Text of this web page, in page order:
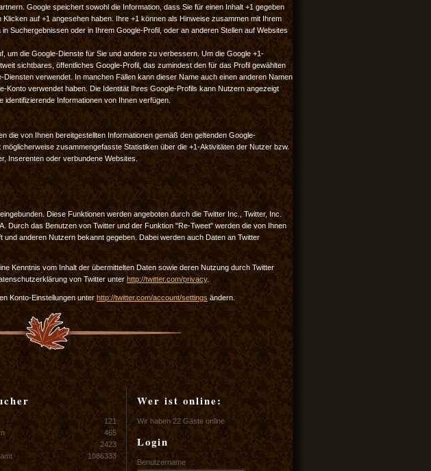
Google speichert sowohl die Information, dass Sie für einen Inhalt +1 gegeben
auf +1 angesehen haben. Ihre +1 können als Hinweise zusammen mit Ihrem
Suchergebnissen oder in Ihrem Google-Profil, oder an anderen Stellen auf Websites
um die Google-Dienste für Sie und andere zu verbessern. Um die Google +1-
sichtbares, öffentliches Google-Profil, das zumindest den für das Profil gewählten
verwendet. In manchen Fällen kann dieser Name auch einen anderen Namen
Konto verwendet haben. Die Identität Ihres Google-Profils kann Nutzern angezeigt
Informationen von Ihnen verfügen.
die von Ihnen bereitgestellten Informationen gemäß den geltenden Google-
zusammengefasste Statistiken über die +1-Aktivitäten der Nutzer bzw.
Inserenten oder verbundene Websites.
Diese Funktionen werden angeboten durch die Twitter Inc., Twitter, Inc.
Durch das Benutzen von Twitter und der Funktion "Re-Tweet" werden die von Ihnen
anderen Nutzern bekannt gegeben. Dabei werden auch Daten an Twitter
Kenntnis vom Inhalt der übermittelten Daten sowie deren Nutzung durch Twitter
von Twitter unter http://twitter.com/privacy.
Konto-Einstellungen unterhttp://twitter.com/account/settings ändern.
121
465
2423
1086333
Wer ist online:
Wir haben 22 Gäste online
Login
Benutzername